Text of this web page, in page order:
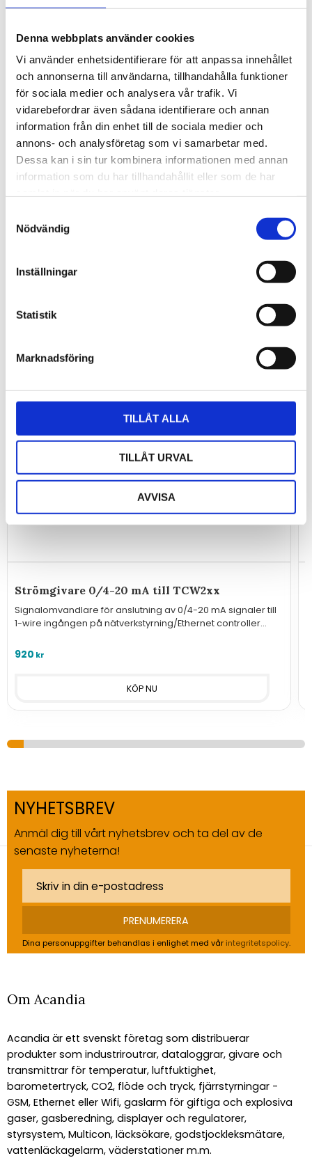
Denna webbplats använder cookies
Vi använder enhetsidentifierare för att anpassa innehållet
och annonserna till användarna, tillhandahålla funktioner
för sociala medier och analysera vår trafik. Vi
vidarebefordrar även sådana identifierare och annan
information från din enhet till de sociala medier och
annons- och analysföretag som vi samarbetar med.
Dessa kan i sin tur kombinera informationen med annan
information som du har tillhandahållit eller som de har
Nödvändig
Inställningar
Statistik
Marknadsföring
TILLÅT ALLA
TILLÅT URVAL
AVVISA
Omdömen
Du
Strömgivare 0/4-20 mA till TCW2xx
Signalomvandlare för anslutning av 0/4-20 mA signaler till
1-wire ingången på nätverkstyrning/Ethernet controller
920 kr
NYHETSBREV
Anmäl dig till vårt nyhetsbrev och ta del av de
senaste nyheterna!
PRENUMERERA
Dina personuppgifter behandlas i enlighet med vår integritetspolicy.
Om Acandia
Acandia är ett svenskt företag som distribuerar
produkter som industriroutrar, dataloggrar, givare och
transmittrar för temperatur, luftfuktighet,
barometertryck, CO2, flöde och tryck, fjärrstyrningar -
GSM, Ethernet eller Wifi, gaslarm för giftiga och explosiva
gaser, gasberedning, displayer och regulatorer,
styrsystem, Multicon, läcksökare, godstjockleksmätare,
vattenläckagelarm, väderstationer m.m.